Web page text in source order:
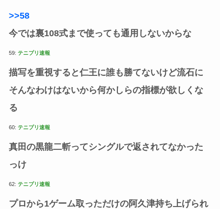
>>58
今では裏108式まで使っても通用しないからな
59: テニプリ速報
描写を重視すると仁王に誰も勝てないけど流石に
そんなわけはないから何かしらの指標が欲しくな
る
60: テニプリ速報
真田の黒龍二斬ってシングルで返されてなかった
っけ
62: テニプリ速報
プロから1ゲーム取っただけの阿久津持ち上げられ